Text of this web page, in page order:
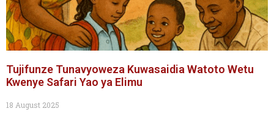
Tujifunze Tunavyoweza Kuwasaidia Watoto Wetu
Kwenye Safari Yao ya Elimu
18 August 2025